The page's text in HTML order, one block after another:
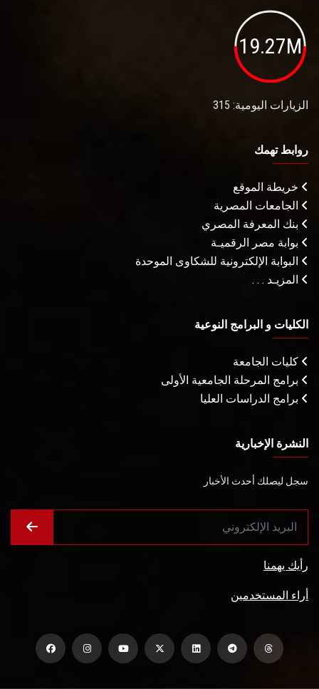
19.27M
الزيارات اليومية: 315
روابط تهمك
خريطة الموقع
الجامعات المصرية
بنك المعرفة المصري
بوابة مصر الرقميـة
البوابة الإلكترونية للشكاوى الموحدة
المزيـد . . .
الكليات و البرامج النوعية
كليات الجامعة
برامج المرحلة الجامعية الأولى
برامج الدراسات العليا
النشرة الإخبارية
سجل ليصلك أحدث الأخبار
رأيك يهمنا
أراء المستخدمين